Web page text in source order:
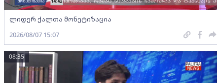
ლიდერ ქალთა მონეტიზაცია
2026/08/07 15:07
08:35